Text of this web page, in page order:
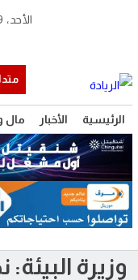
الرئيسية الأخبار مال
الأحد، 9 أغسطس 2026